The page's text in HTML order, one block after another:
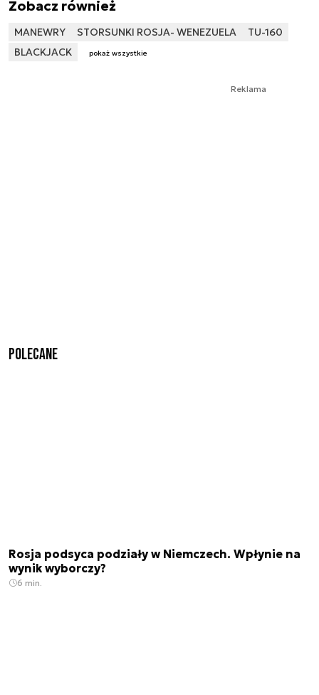
Zobacz również
MANEWRY STORSUNKI ROSJA- WENEZUELA
TU-160
BLACKJACK
pokaż wszystkie
Reklama
Polecane
Rosja podsyca podziały w Niemczech. Wpłynie na
wynik wyborczy?
6 min.